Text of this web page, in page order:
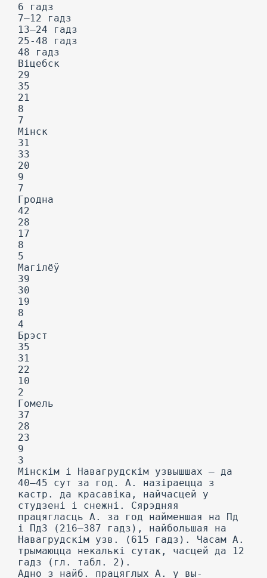
6 гадз
7—12 гадз
13—24 гадз
25-48 гадз
48 гадз
Віцебск
29
35
21
8
7
Мінск
31
33
20
9
7
Гродна
42
28
17
8
5
Магілёў
39
30
19
8
4
Брэст
35
31
22
10
2
Гомель
37
28
23
9
3
Мінскім і Навагрудскім узвышшах — да
40—45 сут за год. А. назіраецца з
кастр. да красавіка, найчасцей у
студзені і снежні. Сярэдняя
працягласць А. за год найменшая на Пд
і ПдЗ (216—387 гадз), найбольшая на
Навагрудскім узв. (615 гадз). Часам А.
трымаюцца некалькі сутак, часцей да 12
гадз (гл. табл. 2).
Адно з найб. працяглых А. у вы-